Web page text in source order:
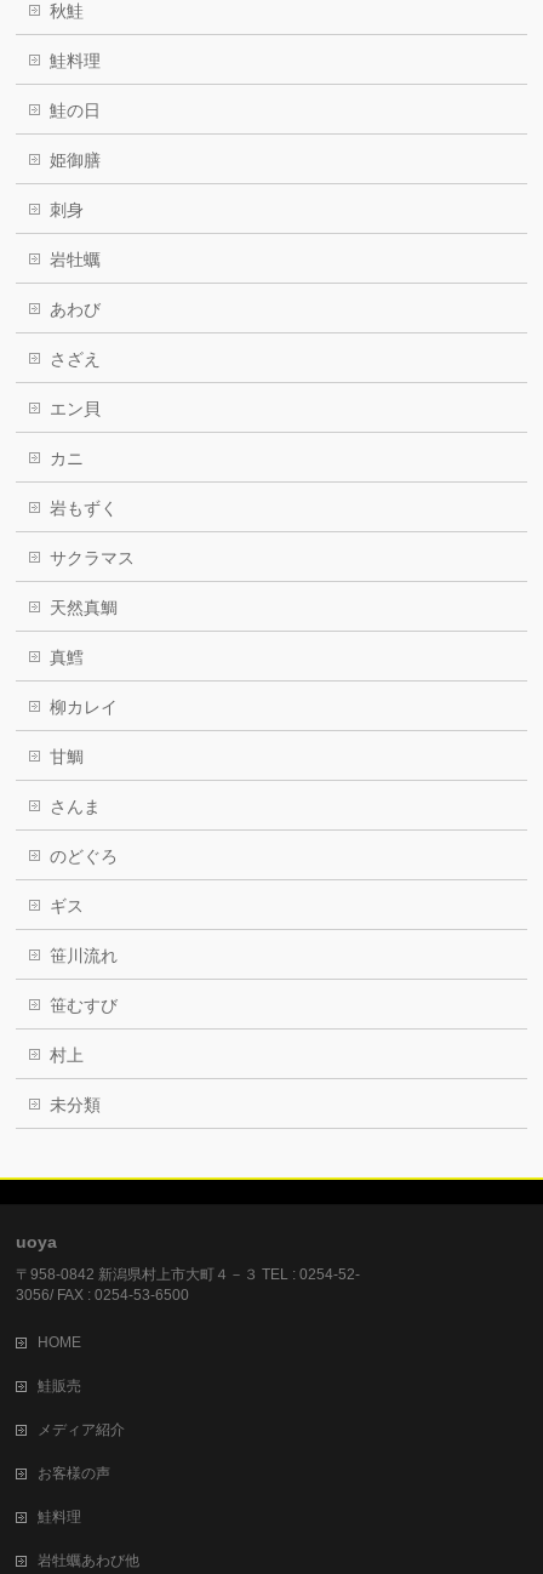
秋鮭
鮭料理
鮭の日
姫御膳
刺身
岩牡蠣
あわび
さざえ
エン貝
カニ
岩もずく
サクラマス
天然真鯛
真鱈
柳カレイ
甘鯛
さんま
のどぐろ
ギス
笹川流れ
笹むすび
村上
未分類
uoya
〒958-0842 新潟県村上市大町４－３ TEL : 0254-52-
3056/ FAX : 0254-53-6500
HOME
鮭販売
メディア紹介
お客様の声
鮭料理
岩牡蠣あわび他